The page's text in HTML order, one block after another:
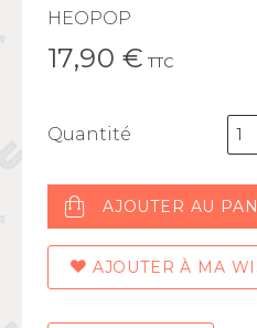
HEOPOP
17,90 € TTC
Quantité
AJOUTER AU
AJOUTER À MA